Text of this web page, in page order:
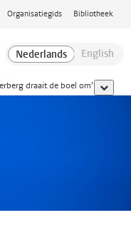
Organisatiegids Bibliotheek
draait de boel om’ toon